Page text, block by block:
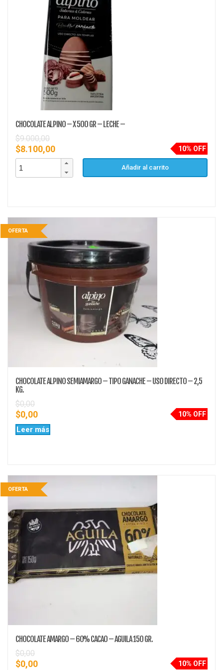
CHOCOLATE ALPINO – X 500 GR – LECHE –
10% OFF
$9.000,00
$8.100,00
Añadir al carrito
OFERTA
CHOCOLATE ALPINO SEMIAMARGO – TIPO GANACHE – USO DIRECTO – 2,5
KG.
10% OFF
$0,00
$0,00
Leer más
OFERTA
CHOCOLATE AMARGO – 60% CACAO – AGUILA 150 GR.
10% OFF
$0,00
$0,00